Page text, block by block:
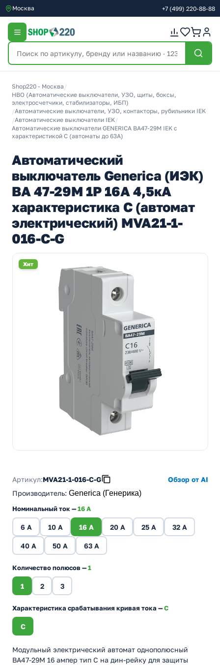
Москва +7 (499) 220-88-88
Shop220 - Москва /
НВО (Автоматические выключатели, УЗО, щиты, боксы,
электросчетчики, стабилизаторы, ИБП)
/Автоматические выключатели, УЗО, контакторы, рубильники IEK
/Автоматические выключатели IEK/
Автоматические выключатели GENERICA ВА47-29М IEK с
характеристикой C (автоматы до 63A)
Автоматический
выключатель Generica (ИЭК)
ВА 47-29М 1Р 16А 4,5кА
характеристика С (автомат
электрический) MVA21-1-
016-C-G
Хит
Артикул:MVA21-1-016-C-G
Обзор от AI
Производитель: Generica (Генерика)
Номинальный ток —16 A
6 A 10 A 16 A 20 A 25 A 32 A
40 A 50 A 63 A
Количество полюсов —1
1 2 3
Характеристика срабатывания кривая тока —C
C
Модульный электрический автомат однополюсный
ВА47-29М 16 ампер тип С на дин-рейку для защиты